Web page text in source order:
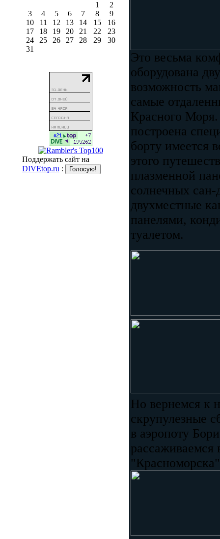
1
2
3
4 5 6 7 8
9
10
11 12 13 14 15
16
17
18 19 20 21 22
23
24
25 26 27 28 29
30
31
Поддержать сайт на
DIVEtop.ru :
Это весьма
оборудована
возможность
самые
Красного
построена
борту имеется
этого
плазменной
солнечных
двухместные
панелями,
туалетом.
Но вернемся к
скрупулезные
в аэропоту
рассаживаемся